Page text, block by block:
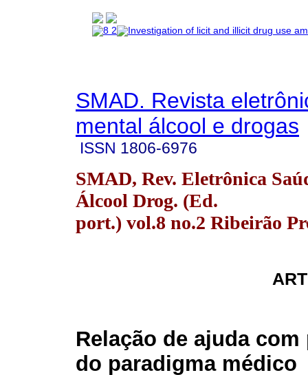
SMAD. Revista
mental álcool e drogas
ISSN 1806-6976
SMAD, Rev. Eletrônica
Álcool Drog. (Ed.
port.) vol.8 no.2 Ribeirão
Relação de ajuda
do paradigma médico